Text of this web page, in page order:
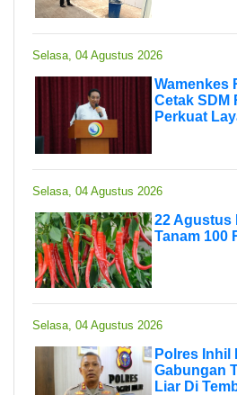
Selasa, 04 Agustus 2026
Wamenkes
Cetak SDM
Perkuat
Selasa, 04 Agustus 2026
22 Agustus
Tanam 100
Selasa, 04 Agustus 2026
Polres Inhil
Gabungan
Liar Di